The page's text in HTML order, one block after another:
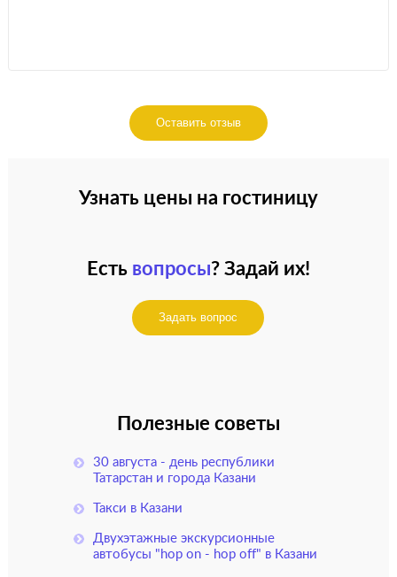
Оставить отзыв
Узнать цены на гостиницу
Есть вопросы? Задай их!
Задать вопрос
Полезные советы
30 августа - день республики
Татарстан и города Казани
Такси в Казани
Двухэтажные экскурсионные
автобусы "hop on - hop off" в Казани